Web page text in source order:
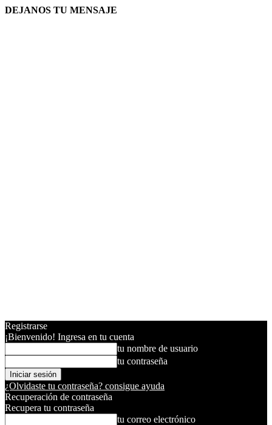
DEJANOS TU MENSAJE
Registrarse
¡Bienvenido! Ingresa en tu cuenta
tu nombre de usuario
tu contraseña
¿Olvidaste tu contraseña? consigue ayuda
Recuperación de contraseña
Recupera tu contraseña
tu correo electrónico